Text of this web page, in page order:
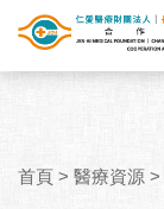
首頁 > 醫療資源 >